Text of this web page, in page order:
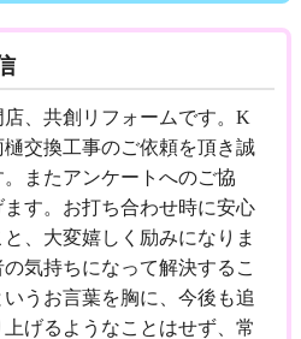
、共創リフォームです。K
交換工事のご依頼を頂き誠
またアンケートへのご協
す。お打ち合わせ時に安心
、大変嬉しく励みになりま
気持ちになって解決するこ
うお言葉を胸に、今後も追
げるようなことはせず、常